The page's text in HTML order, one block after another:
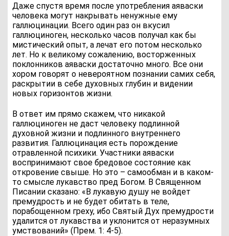
Даже спустя время после употребления аяваски
человека могут накрывать ненужные ему
галлюцинации. Всего один раз он вкусил
галлюциноген, несколько часов получал как бы
мистический опыт, а лечат его потом несколько
лет. Но к великому сожалению, восторженных
поклонников аяваски достаточно много. Все они
хором говорят о невероятном познании самих себя,
раскрытии в себе духовных глубин и видении
новых горизонтов жизни.
В ответ им прямо скажем, что никакой
галлюциноген не даст человеку подлинной
духовной жизни и подлинного внутреннего
развития. Галлюцинация есть порождение
отравленной психики. Участники аяваски
воспринимают свое бредовое состояние как
откровение свыше. Но это – самообман и в каком-
то смысле лукавство пред Богом. В Священном
Писании сказано: «В лукавую душу не войдет
премудрость и не будет обитать в теле,
порабощенном греху, ибо Святый Дух премудрости
удалится от лукавства и уклонится от неразумных
умствований» (Прем. 1: 4-5).